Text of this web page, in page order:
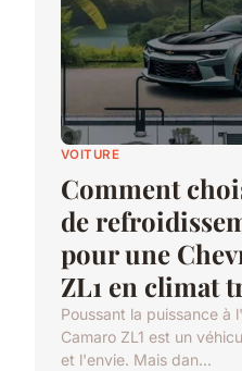
VOITURE
Comment
de
pour une
ZL1 en climat
Poussant la puissance à
Camaro ZL1 est un
et l'envie. Mais dan...